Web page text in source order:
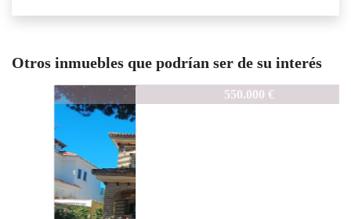
Otros inmuebles que podrían ser de su interés
130/23